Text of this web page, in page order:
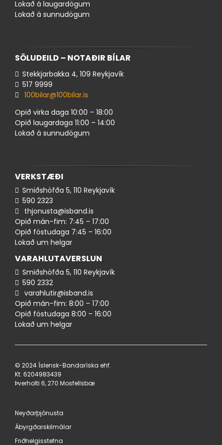
Lokað á laugardögum
Lokað á sunnudögum
SÖLUDEILD – NOTAÐIR BÍLAR
Stekkjarbakka 4, 109 Reykjavík
517 ​9999
100bilar@100bilar.is
Opið virka daga 10:00 – 18:00
Opið laugardaga 11:00 – 14:00
Lokað á sunnudögum
VERKSTÆÐI
Smiðshöfða 5, 110 Reykjavík
590 ​​2323
thjonusta@isband.is
Opið mán-fim: 7:45 – 17:00
Opið föstudaga 7:45 – 16:00
Lokað um helgar
VARAHLUTAVERSLUN
Smiðshöfða 5, 110 Reykjavík
590 ​2332
varahlutir@isband.is
Opið mán-fim: 8:00 – 17:00
Opið föstudaga 8:00 – 16:00
Lokað um helgar
© 2024 Íslensk-Bandaríska ehf.
Kt. 620498​3439
Þverholti 6, 270 Mosfellsbæ
Neyðarþjónusta
Ábyrgðarskilmálar
Friðhelgisstefna